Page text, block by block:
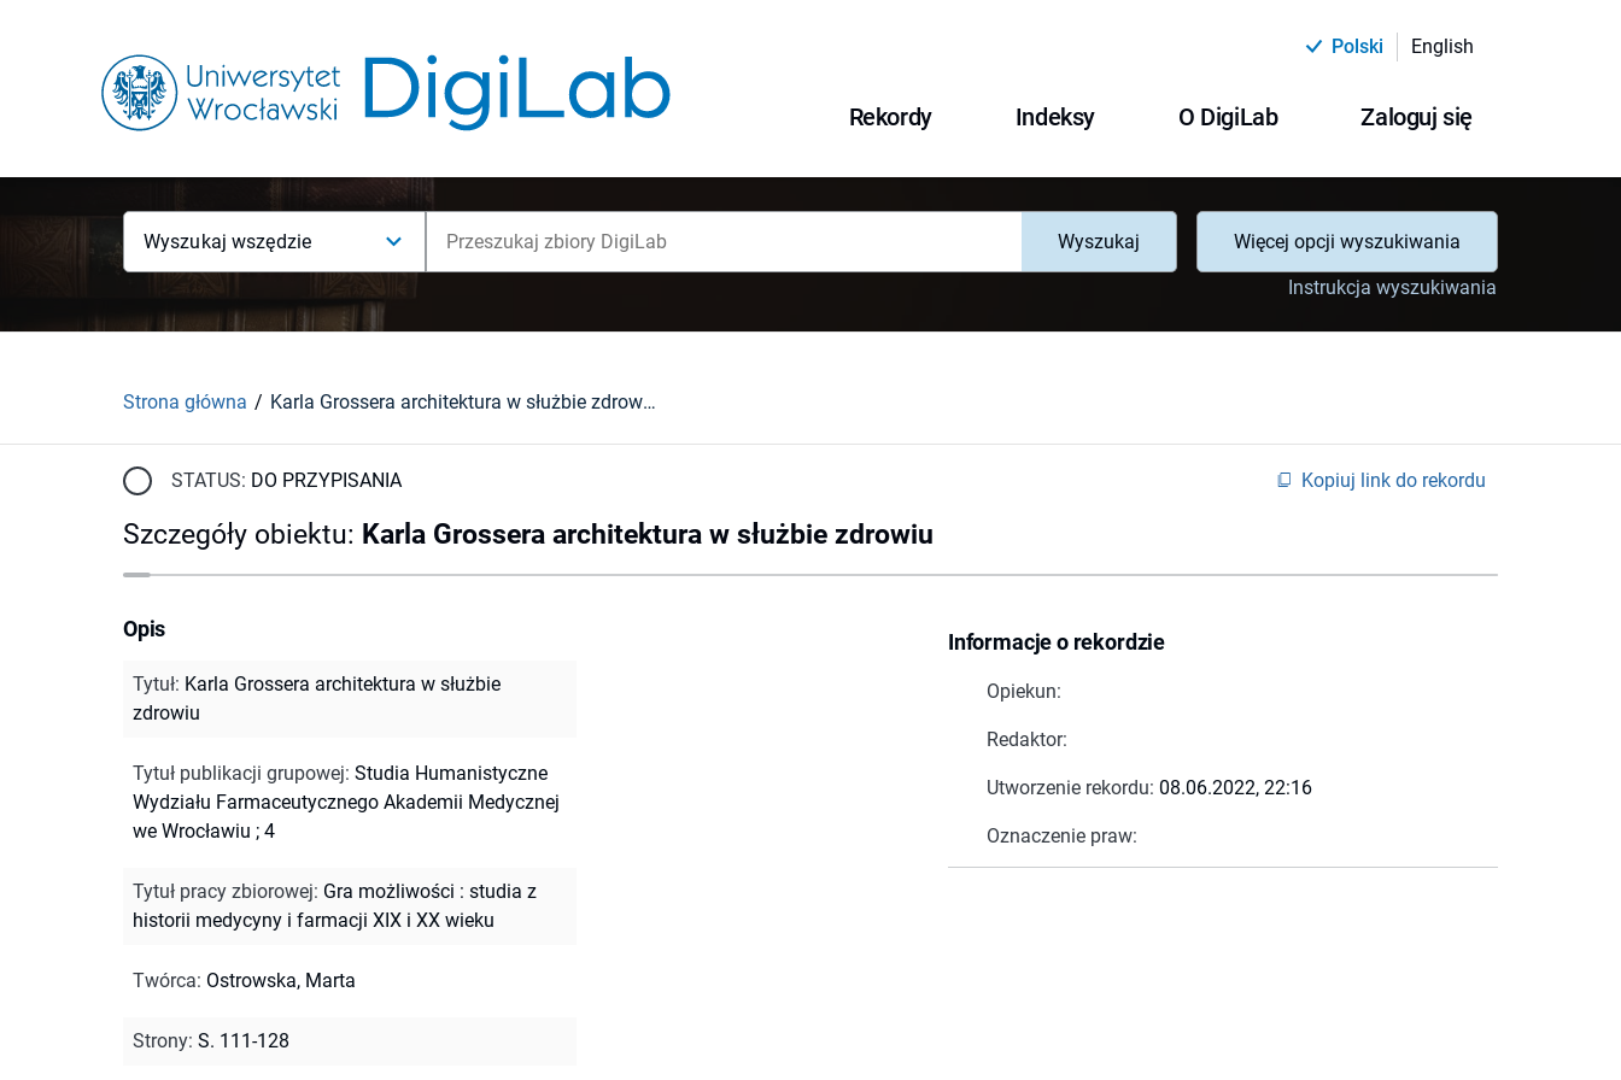
Polski English
Rekordy Indeksy O DigiLab Zaloguj się
Wyszukaj wszędzie Wyszukaj
Więcej opcji wyszukiwania
Instrukcja wyszukiwania
Strona główna Karla Grossera architektura w służbie zdrowiu
STATUS: DO PRZYPISANIA Kopiuj link do rekordu
Szczegóły obiektu: Karla Grossera architektura w służbie zdrowiu
Informacje o rekordzie
Opiekun:
Redaktor:
Utworzenie rekordu: 08.06.2022, 22:16
Oznaczenie praw:
Opis
Tytuł: Karla Grossera architektura w służbie
zdrowiu
Tytuł publikacji grupowej: Studia Humanistyczne
Wydziału Farmaceutycznego Akademii Medycznej
we Wrocławiu ; 4
Tytuł pracy zbiorowej: Gra możliwości : studia z
historii medycyny i farmacji XIX i XX wieku
Twórca: Ostrowska, Marta
Strony: S. 111-128